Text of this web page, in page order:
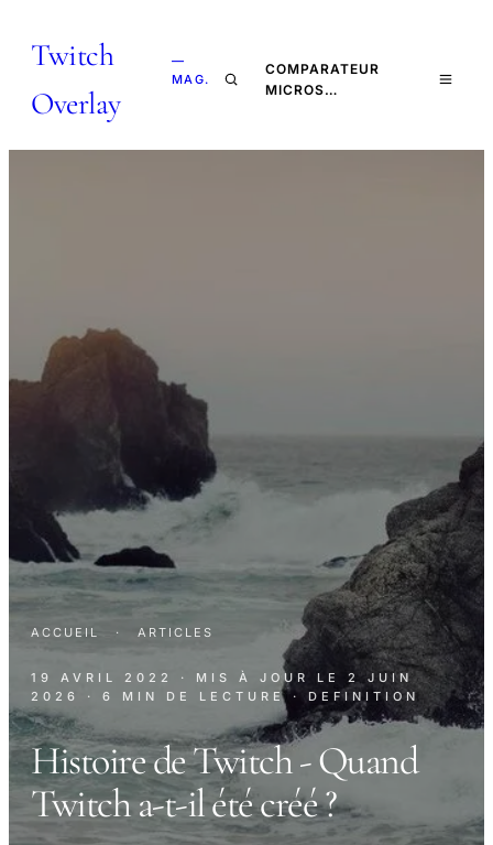
Twitch
Overlay
—
MAG.
COMPARATEUR
MICROS…
ACCUEIL · ARTICLES
19 AVRIL 2022 · MIS À JOUR LE 2 JUIN
2026
· 6 MIN DE LECTURE · DEFINITION
Histoire de Twitch - Quand
Twitch a-t-il été créé ?